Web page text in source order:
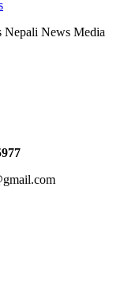
Nepali News Media